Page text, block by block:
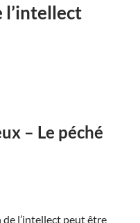
l’intellect
– Le péché
l’intellect peut être